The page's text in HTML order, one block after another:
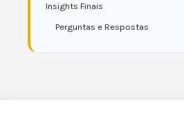
Insights Finais
Perguntas e Respostas